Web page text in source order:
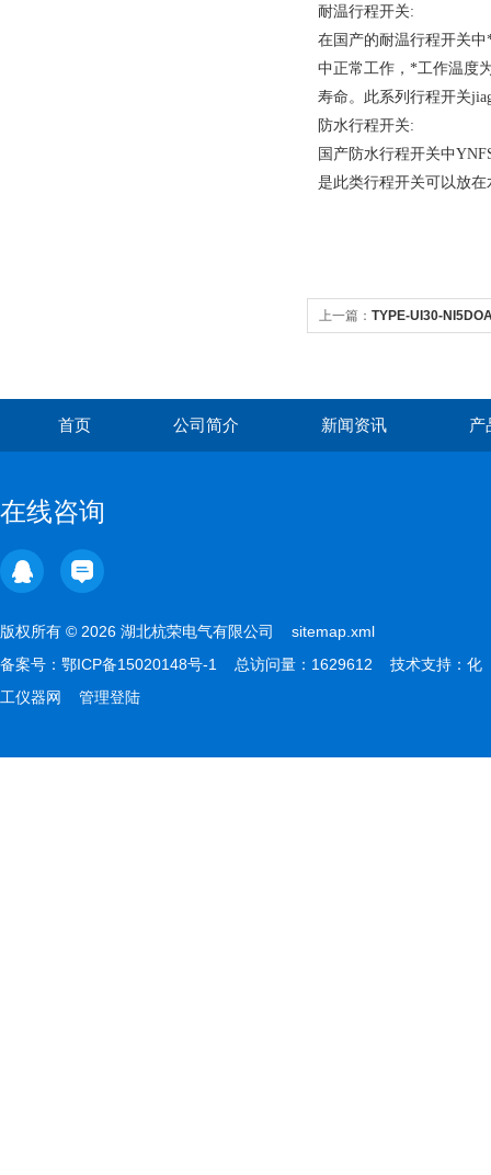
耐温行程开关:
在国产的耐温行程开关
中正常工作，*工作温度
寿命。此系列行程开关
防水行程开关:
国产防水行程开关中
是此类行程开关可以放
上一篇： TYPE-UI30-
首页 公司简介 新闻资讯 产
在线咨询
版权所有 © 2026 湖北杭荣电气有限公司 sitemap.xml
备案号： 鄂ICP备15020148号-1 总访问量：1629612 技术支持： 化
工仪器网
管理登陆